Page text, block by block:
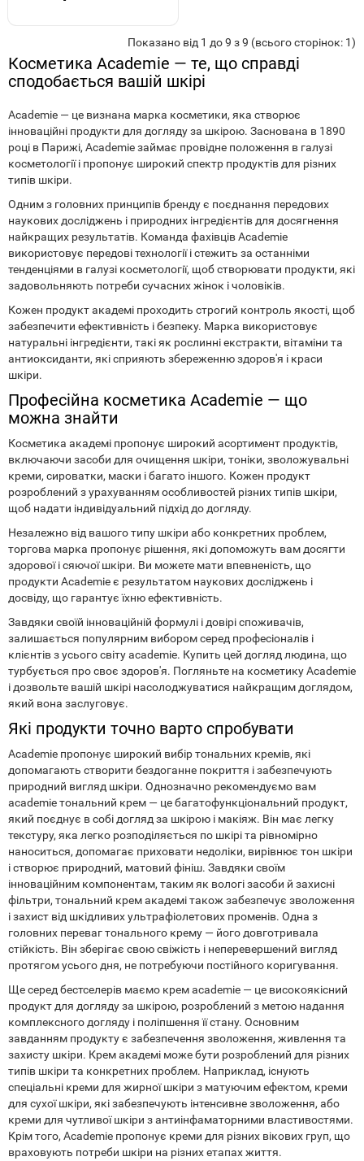
Показано від 1 до 9 з 9 (всього сторінок: 1)
Косметика Academie — те, що справді
сподобається вашій шкірі
Academie — це визнана марка косметики, яка створює
інноваційні продукти для догляду за шкірою. Заснована в 1890
році в Парижі, Academie займає провідне положення в галузі
косметології і пропонує широкий спектр продуктів для різних
типів шкіри.
Одним з головних принципів бренду є поєднання передових
наукових досліджень і природних інгредієнтів для досягнення
найкращих результатів. Команда фахівців Academie
використовує передові технології і стежить за останніми
тенденціями в галузі косметології, щоб створювати продукти, які
задовольняють потреби сучасних жінок і чоловіків.
Кожен продукт академі проходить строгий контроль якості, щоб
забезпечити ефективність і безпеку. Марка використовує
натуральні інгредієнти, такі як рослинні екстракти, вітаміни та
антиоксиданти, які сприяють збереженню здоров'я і краси
шкіри.
Професійна косметика Academie — що
можна знайти
Косметика академі пропонує широкий асортимент продуктів,
включаючи засоби для очищення шкіри, тоніки, зволожувальні
креми, сироватки, маски і багато іншого. Кожен продукт
розроблений з урахуванням особливостей різних типів шкіри,
щоб надати індивідуальний підхід до догляду.
Незалежно від вашого типу шкіри або конкретних проблем,
торгова марка пропонує рішення, які допоможуть вам досягти
здорової і сяючої шкіри. Ви можете мати впевненість, що
продукти Academie є результатом наукових досліджень і
досвіду, що гарантує їхню ефективність.
Завдяки своїй інноваційній формулі і довірі споживачів,
залишається популярним вибором серед професіоналів і
клієнтів з усього світу academie. Купить цей догляд людина, що
турбується про своє здоров'я. Погляньте на косметику Academie
і дозвольте вашій шкірі насолоджуватися найкращим доглядом,
який вона заслуговує.
Які продукти точно варто спробувати
Academie пропонує широкий вибір тональних кремів, які
допомагають створити бездоганне покриття і забезпечують
природний вигляд шкіри. Однозначно рекомендуємо вам
academie тональний крем — це багатофункціональний продукт,
який поєднує в собі догляд за шкірою і макіяж. Він має легку
текстуру, яка легко розподіляється по шкірі та рівномірно
наноситься, допомагає приховати недоліки, вирівнює тон шкіри
і створює природний, матовий фініш. Завдяки своїм
інноваційним компонентам, таким як вологі засоби й захисні
фільтри, тональний крем академі також забезпечує зволоження
і захист від шкідливих ультрафіолетових променів. Одна з
головних переваг тонального крему — його довготривала
стійкість. Він зберігає свою свіжість і неперевершений вигляд
протягом усього дня, не потребуючи постійного коригування.
Ще серед бестселерів маємо крем academie — це високоякісний
продукт для догляду за шкірою, розроблений з метою надання
комплексного догляду і поліпшення її стану. Основним
завданням продукту є забезпечення зволоження, живлення та
захисту шкіри. Крем академі може бути розроблений для різних
типів шкіри та конкретних проблем. Наприклад, існують
спеціальні креми для жирної шкіри з матуючим ефектом, креми
для сухої шкіри, які забезпечують інтенсивне зволоження, або
креми для чутливої шкіри з антиінфаматорними властивостями.
Крім того, Academie пропонує креми для різних вікових груп, що
враховують потреби шкіри на різних етапах життя.